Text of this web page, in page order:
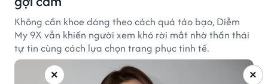
Không cần khoe dáng theo cách quá táo bạo, Diễm
My 9X vẫn khiến người xem khó rời mắt nhờ thần thái
tự tin cùng cách lựa chọn trang phục tinh tế.
×
×